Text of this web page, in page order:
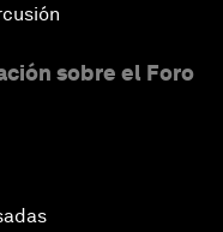
sobre el Foro